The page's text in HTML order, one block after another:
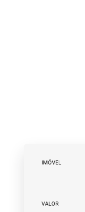
IMÓVEL
VALOR